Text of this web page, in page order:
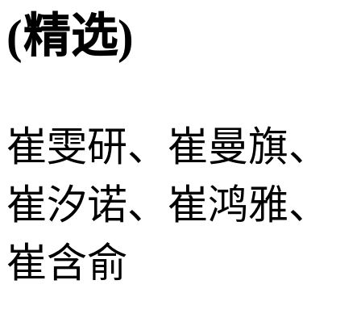
(精选)
崔雯研、崔曼旗、
崔汐诺、崔鸿雅、
崔含俞